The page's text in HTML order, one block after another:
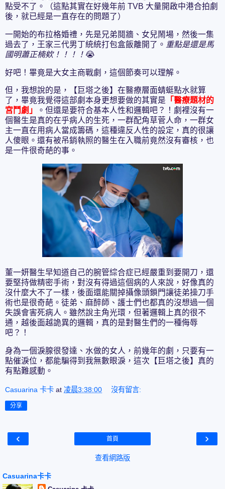
點受不了。（這點其實在好幾年前 TVB 大量開啟中港合拍劇
後，就已經是一直存在的問題了）
一開始的布拉格婚禮，先是兄弟鬩牆、女兒鬧場，然後一集
過去了，王家三代男丁統統打包盒飯離開了。 重點是還是馬
國明蕭正楠欸！！！！ 😭
好吧！畢竟是大女主商戰劇，這個節奏可以理解。
但，我想說的是，【巨塔之後】在醫療層面蜻蜓點水就算
了，畢竟我覺得這部劇本身更想要做的其實是 「醫療題材的
宮鬥劇」
。但還是要符合基本人性和邏輯吧？！劇裡沒有一
個醫生是真的在乎病人的生死，一群配角草菅人命，一群女
主一直在用病人當成籌碼，這種違反人性的設定，真的很讓
人傻眼。還有被吊銷執照的醫生在入職前竟然沒有審核，也
是一件很奇葩的事。
董一妍醫生早知道自己的腕管綜合症已經嚴重到要開刀，還
要堅持做精密手術，對沒有得過這個病的人來說，好像真的
沒什麼大不了一樣，後面還能關掉攝像頭鎖門讓徒弟操刀手
術也是很奇葩。徒弟、麻醉師、護士們也都真的沒想過一個
失誤會害死病人。雖然說主角光環，但著邏輯上真的很不
通，越後面越詭異的邏輯，真的是對醫生們的一種侮辱
吧？！
身為一個淚腺很發達、水做的女人，前幾年的劇，只要有一
點催淚位，都能騙得到我無數眼淚，這次【巨塔之後】真的
有點難感動。
Casuarina 卡卡 at 凌晨3:38:00 沒有留言:
分享
‹ ›
首頁
查看網路版
Casuarina卡卡